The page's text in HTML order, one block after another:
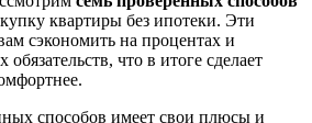
квартиры без ипотеки. Эти
сэкономить на процентах и
обязательств, что в итоге сделает
способов имеет свои плюсы и